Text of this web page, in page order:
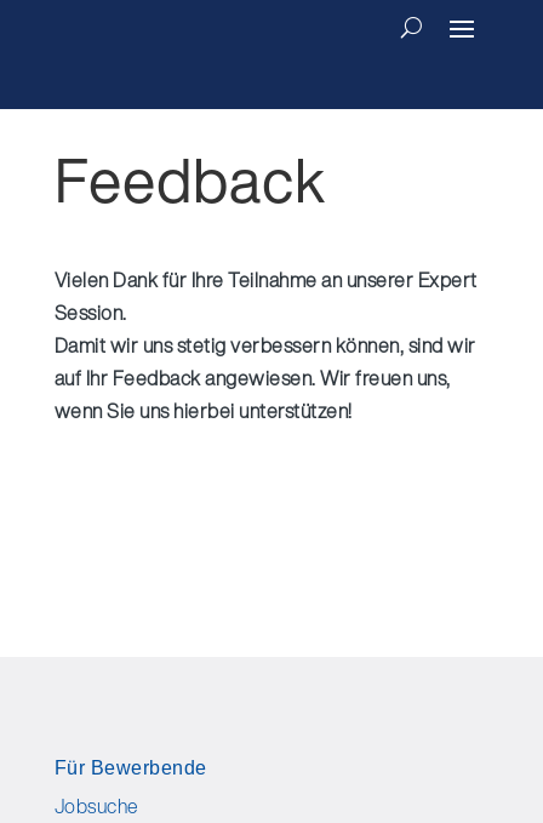
Feedback
Vielen Dank für Ihre Teilnahme an unserer Expert
Session.
Damit wir uns stetig verbessern können, sind wir
auf Ihr Feedback angewiesen. Wir freuen uns,
wenn Sie uns hierbei unterstützen!
Für Bewerbende
Jobsuche